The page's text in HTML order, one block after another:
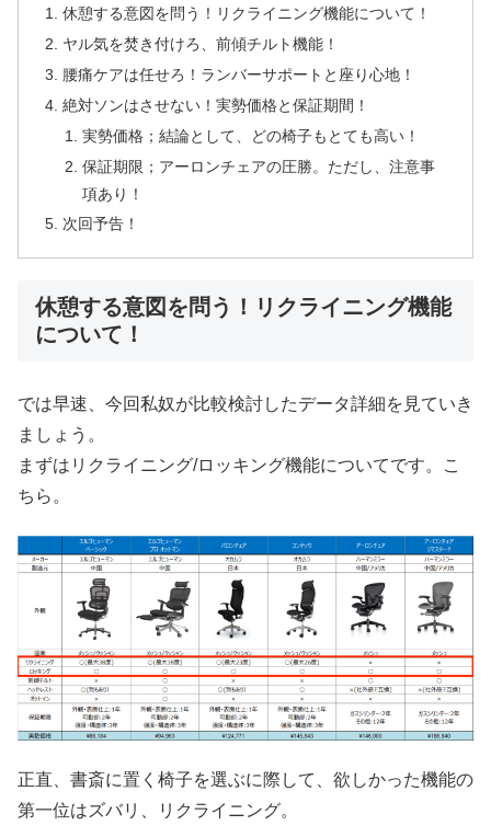
休憩する意図を問う！リクライニング機能について！
ヤル気を焚き付けろ、前傾チルト機能！
腰痛ケアは任せろ！ランバーサポートと座り心地！
絶対ソンはさせない！実勢価格と保証期間！
実勢価格；結論として、どの椅子もとても高い！
保証期限；アーロンチェアの圧勝。ただし、注意事
項あり！
次回予告！
休憩する意図を問う！リクライニング機能
について！
では早速、今回私奴が比較検討したデータ詳細を見ていき
ましょう。
まずはリクライニング/ロッキング機能についてです。こ
ちら。
正直、書斎に置く椅子を選ぶに際して、欲しかった機能の
第一位はズバリ、リクライニング。